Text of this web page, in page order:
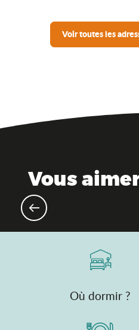
Voir toutes les
Vous
L’Ain en hiver :
Où dormir ?